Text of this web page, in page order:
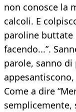
non conosce la
calcoli. E
paroline buttate
facendo...”.
parole, sanno di
Come a dire
semplicemente,